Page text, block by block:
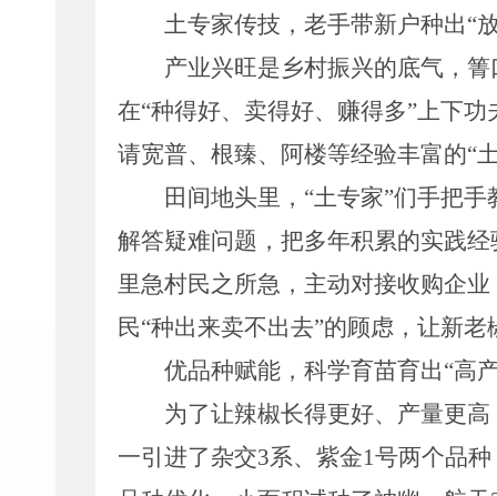
土专家传技，老手带新户种出“
产业兴旺是乡村振兴的底气， 箐
在“种得好、卖得好、赚得多”上下功
请宽普、根臻、阿楼等经验丰富的“
田间地头里， “土专家”们手把手
解答疑难问题，把多年积累的实践
里急村民之所急，主动对接收购企
民“种出来卖不出去”的顾虑，让新老
优品种赋能 ， 科学育苗育出“高
为了让辣椒长得更好、产量更
一引进了杂交3系、紫金1号两个品